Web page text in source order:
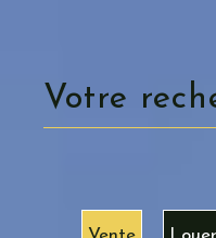
votre